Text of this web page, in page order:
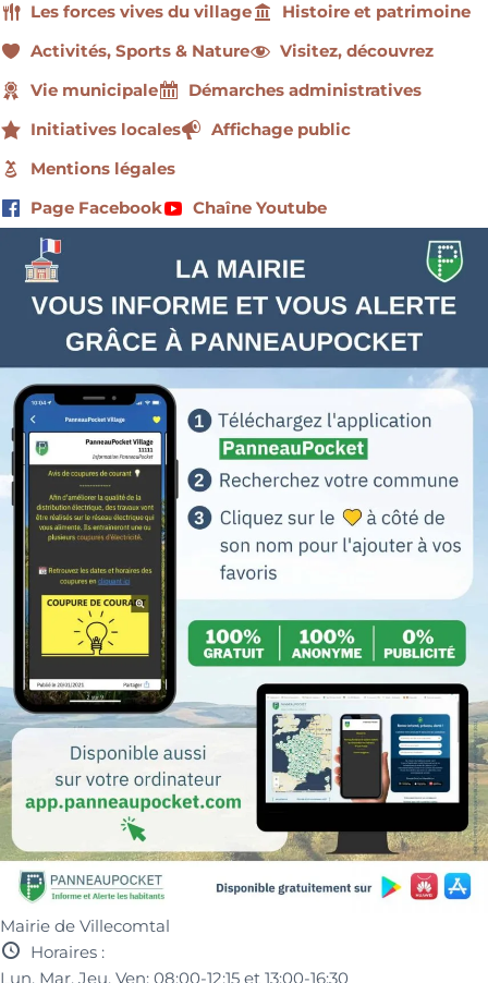
Les forces vives du village
Histoire et patrimoine
Activités, Sports & Nature
Visitez, découvrez
Vie municipale
Démarches administratives
Initiatives locales
Affichage public
Mentions légales
Page Facebook
Chaîne Youtube
Mairie de Villecomtal
Horaires :
Lun, Mar, Jeu, Ven:08:00-12:15 et13:00-16:30